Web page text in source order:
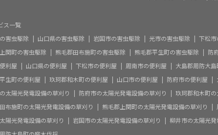
ス一覧
害虫駆除
山口県の害虫駆除 岩国市の害虫駆除 光市の害虫駆除 下松市
関町の害虫駆除
熊毛郡田布施町の害虫駆除 熊毛郡平生町の害虫駆除 防
利屋
山口県の便利屋 下松市の便利屋 周南市の便利屋 大島郡周防大
生町の便利屋
玖珂郡和木町の便利屋 山口市の便利屋 防府市の便利屋
太陽光発電設備の草刈り
防府市の太陽光発電設備の草刈り 玖珂郡和木町
布施町の太陽光発電設備の草刈り
熊毛郡上関町の太陽光発電設備の草刈り
陽光発電設備の草刈り
岩国市の太陽光発電設備の草刈り 柳井市の太陽光